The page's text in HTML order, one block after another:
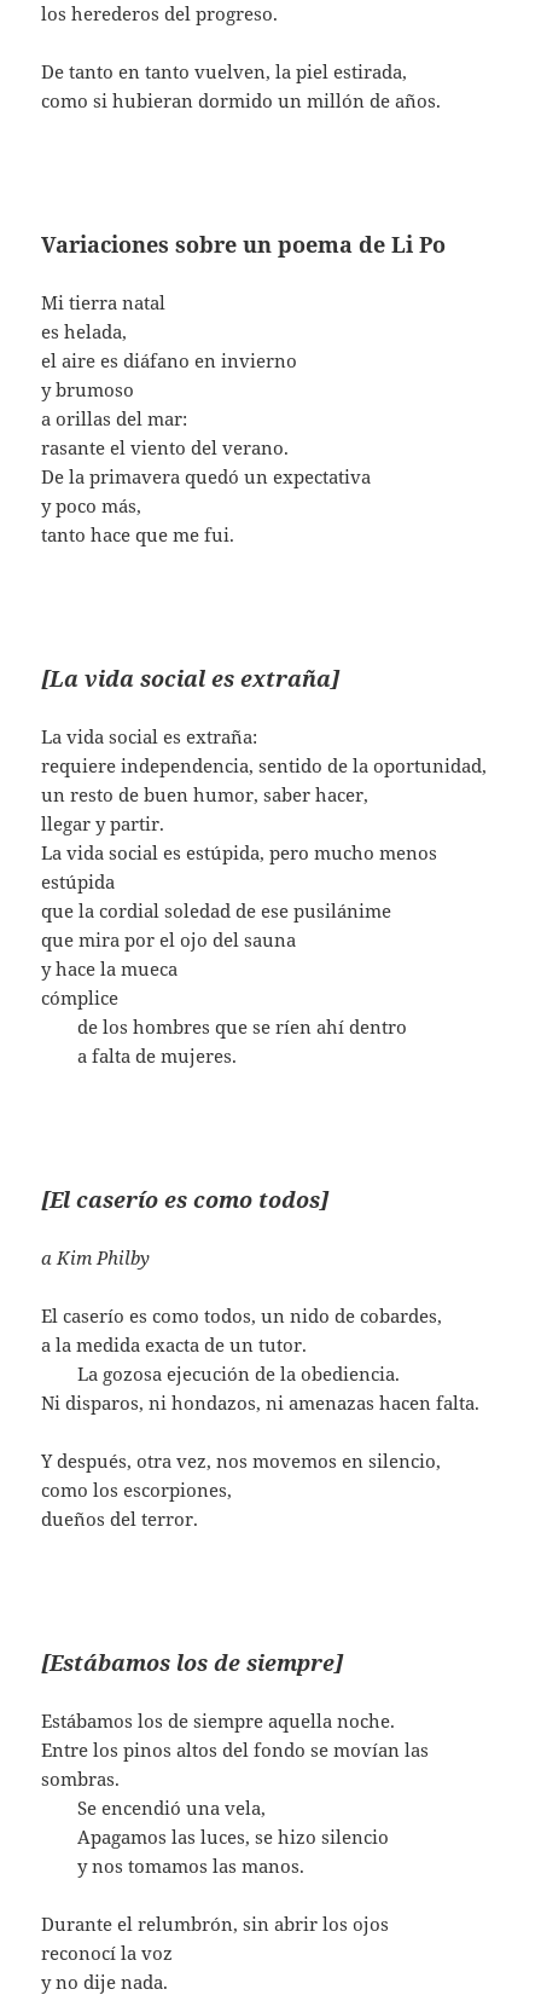
los herederos del progreso.
De tanto en tanto vuelven, la piel estirada,
como si hubieran dormido un millón de años.
Variaciones sobre un poema de Li Po
Mi tierra natal
es helada,
el aire es diáfano en invierno
y brumoso
a orillas del mar:
rasante el viento del verano.
De la primavera quedó un expectativa
y poco más,
tanto hace que me fui.
[La vida social es extraña]
La vida social es extraña:
requiere independencia, sentido de la oportunidad,
un resto de buen humor, saber hacer,
llegar y partir.
La vida social es estúpida, pero mucho menos
estúpida
que la cordial soledad de ese pusilánime
que mira por el ojo del sauna
y hace la mueca
cómplice
…….de los hombres que se ríen ahí dentro
…….a falta de mujeres.
[El caserío es como todos]
a Kim Philby
El caserío es como todos, un nido de cobardes,
a la medida exacta de un tutor.
…….La gozosa ejecución de la obediencia.
Ni disparos, ni hondazos, ni amenazas hacen falta.
Y después, otra vez, nos movemos en silencio,
como los escorpiones,
dueños del terror.
[Estábamos los de siempre]
Estábamos los de siempre aquella noche.
Entre los pinos altos del fondo se movían las
sombras.
…….Se encendió una vela,
Apagamos las luces, se hizo silencio
…….y nos tomamos las manos.
Durante el relumbrón, sin abrir los ojos
reconocí la voz
y no dije nada.